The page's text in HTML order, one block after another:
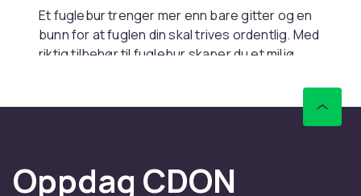
Et fuglebur trenger mer enn bare gitter og en
bunn for at fuglen din skal trives ordentlig. Med
riktig tilbehør til fuglebur skaper du et miljø
sittepinner og matskåler tilfuglebadog
beskyttende burovertrekk. Kombiner med et
hjemmet for din fjærkledde venn.
Oppdag CDON